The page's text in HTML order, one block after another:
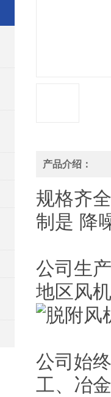
产品介绍：
规格齐全
制 是 降
公司生
地区风
公司始
工、冶